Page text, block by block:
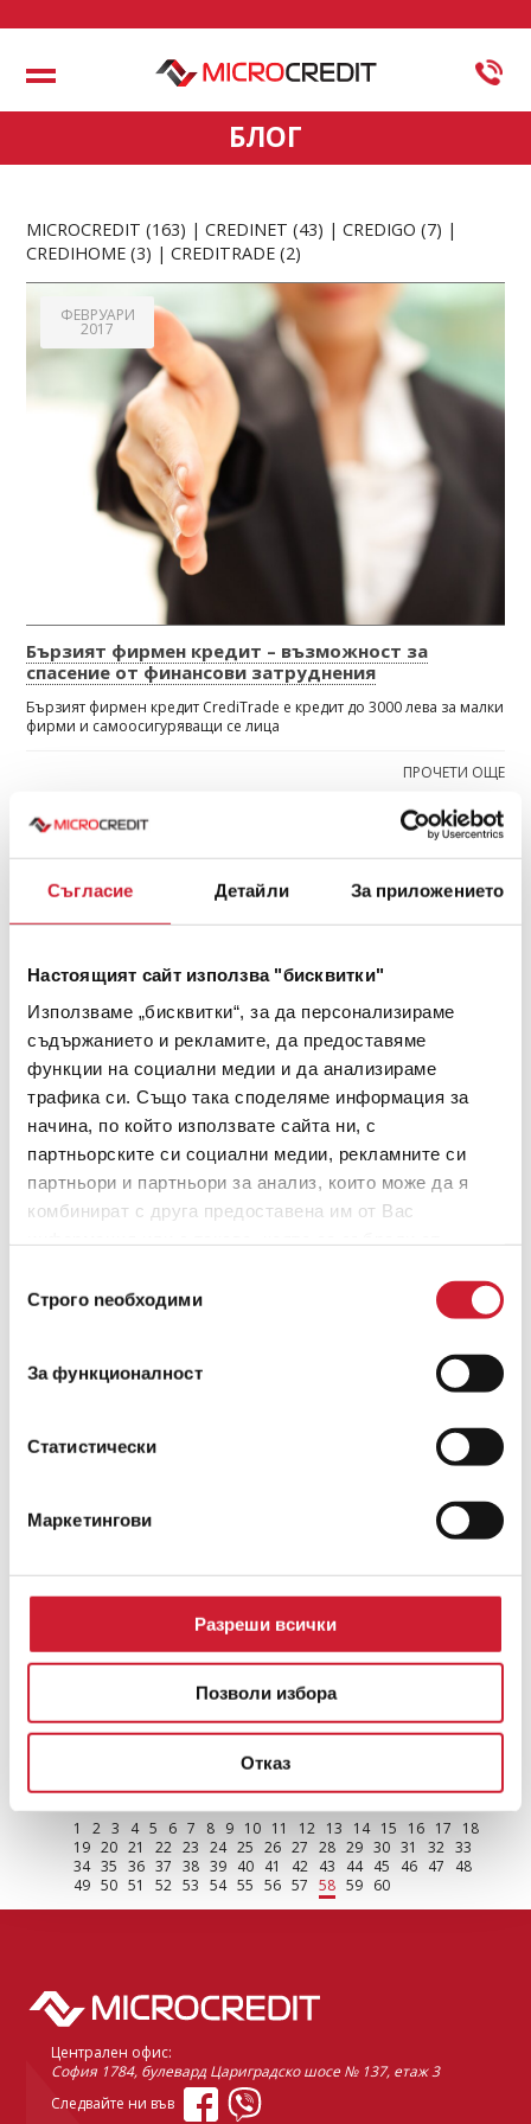
Съгласие Детайли За приложението
Настоящият сайт използва "бисквитки"
Използваме „бисквитки“, за да персонализираме
съдържанието и рекламите, да предоставяме
функции на социални медии и да анализираме
трафика си. Също така споделяме информация за
начина, по който използвате сайта ни, с
партньорските си социални медии, рекламните си
партньори и партньори за анализ, които може да я
комбинират с друга предоставена им от Вас
наСтрого nеобходими
За функционалност
Статистически
Маркетингови
Разреши всички
Позволи избора
Отказ
Меню
БЛОГ
MICROCREDIT (163) CREDINET (43) CREDIGO (7)
CREDIHOME (3) CREDITRADE (2)
ФЕВРУАРИ
2017
Бързият фирмен кредит – възможност за
спасение от финансови затруднения
Бързият фирмен кредит CrediTrade е кредит до 3000 лева за малки
фирми и самоосигуряващи се лица
ПРОЧЕТИ ОЩЕ
Колко бърз е бързият кредит?
Няколко причини да предпочетете да изтеглите бързк кредит от
ПРОЧЕТИ ОЩЕ
Кой празнува имен ден през януари?
Кои са именниците през януари и кога празнуват.
1 2 3 4 5 6 7 8 9 10 11 12 13 14 15 16 17
18
19 20 21 22 23 24 25 26 27 28 29 30 31 32 33
34 35 36 37 38 39 40 41 42 43 44 45 46 47
48
49 50 51 52 53 54 55 56 57 58 59 60
Централен офис:
София 1784, булевард Цариградско шосе № 137, етаж 3
Следвайте ни във